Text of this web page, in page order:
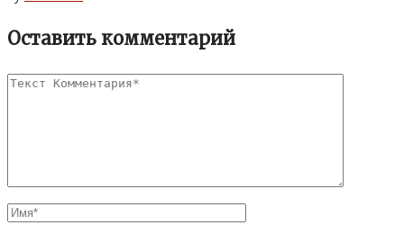
Оставить комментарий